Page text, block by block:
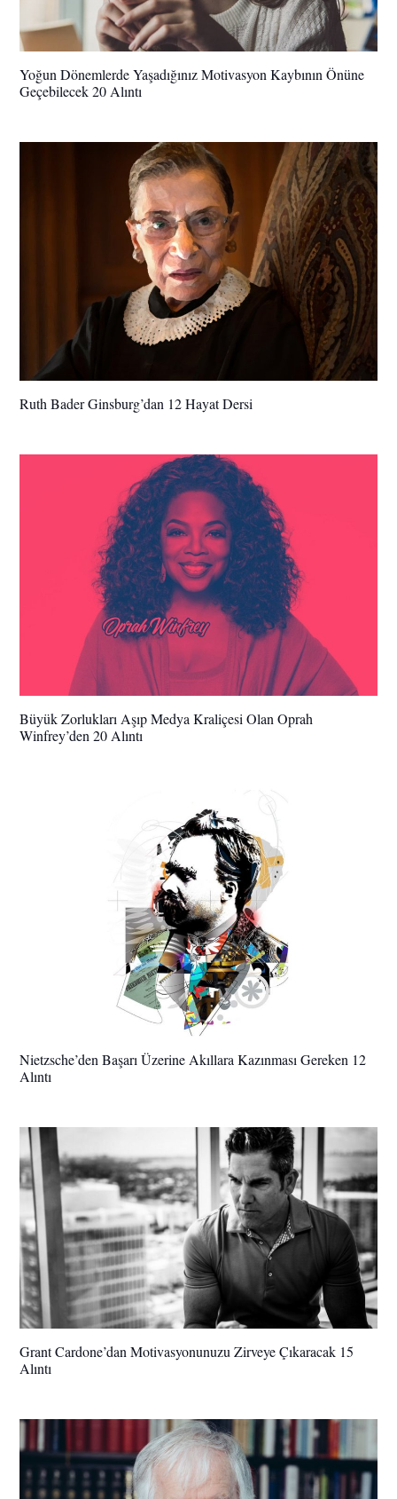
Yoğun Dönemlerde Yaşadığınız Motivasyon Kaybının Önüne
Geçebilecek 20 Alıntı
Ruth Bader Ginsburg’dan 12 Hayat Dersi
Büyük Zorlukları Aşıp Medya Kraliçesi Olan Oprah
Winfrey’den 20 Alıntı
Nietzsche’den Başarı Üzerine Akıllara Kazınması Gereken 12
Alıntı
Grant Cardone’dan Motivasyonunuzu Zirveye Çıkaracak 15
Alıntı